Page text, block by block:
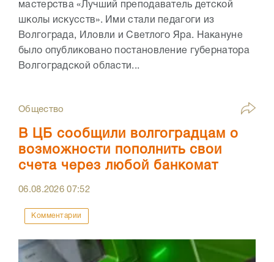
мастерства «Лучший преподаватель детской
школы искусств». Ими стали педагоги из
Волгограда, Иловли и Светлого Яра. Накануне
было опубликовано постановление губернатора
Волгоградской области...
Общество
В ЦБ сообщили волгоградцам о
возможности пополнить свои
счета через любой банкомат
06.08.202607:52
Комментарии